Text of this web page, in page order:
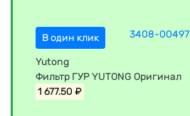
В один клик 3408-00497
Yutong
Фильтр ГУР YUTONG Оригинал
1 677.50 ₽